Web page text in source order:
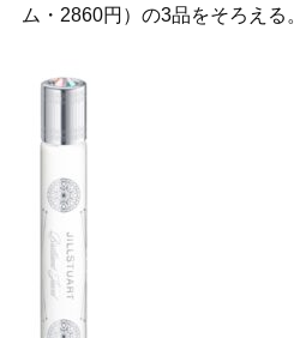
ム・2860円）の3品をそろえる。